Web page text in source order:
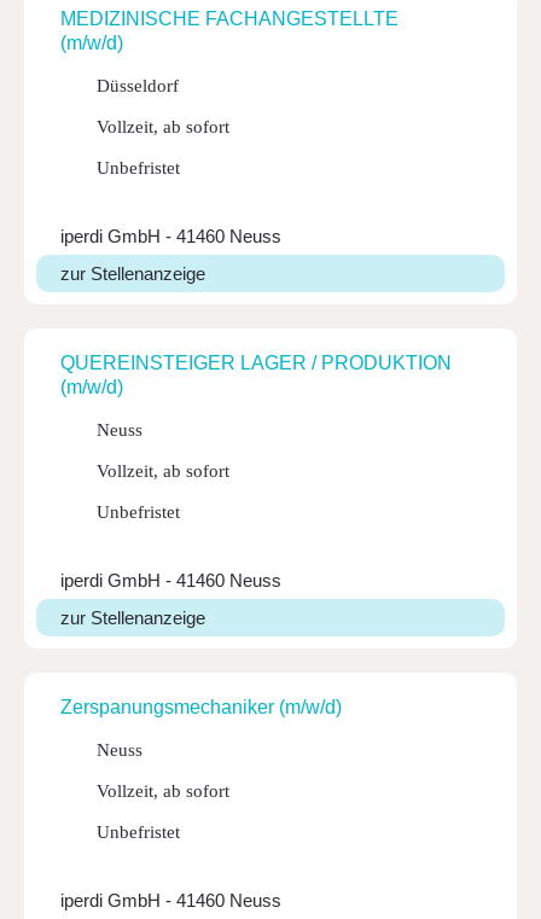
MEDI­ZI­NISCHE FACHANGESTELLTE
(m/w/d)
Düsseldorf
Vollzeit, ab sofort
Unbefristet
iperdi GmbH - 41460 Neuss
zur Stellenanzeige
QUER­EIN­STEIGER LAGER / PRODUK­TION
(m/w/d)
Neuss
Vollzeit, ab sofort
Unbefristet
iperdi GmbH - 41460 Neuss
zur Stellenanzeige
Zerspa­nungs­me­cha­niker (m/w/d)
Neuss
Vollzeit, ab sofort
Unbefristet
iperdi GmbH - 41460 Neuss